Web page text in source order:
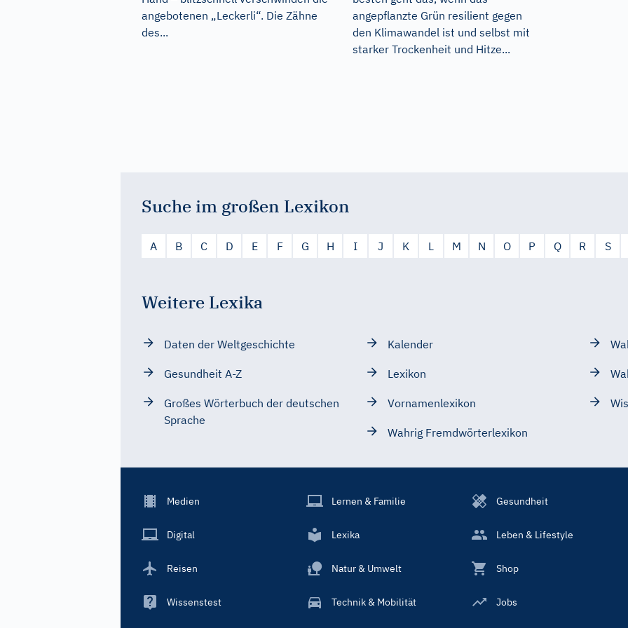
angebotenen „Leckerli“. Die Zähne
des...
angepflanzte Grün resilient gegen
den Klimawandel ist und selbst mit
starker Trockenheit und Hitze...
Suche im großen Lexikon
A B C D E F G H I J K L M N O P Q R S
Weitere Lexika
Daten der Weltgeschichte
Gesundheit A-Z
Großes Wörterbuch der deutschen
Sprache
Kalender
Lexikon
Vornamenlexikon
Wahrig Fremdwörterlexikon
Footer
Main
Medien
Digital
Reisen
Wissenstest
Lernen & Familie
Lexika
Natur & Umwelt
Technik & Mobilität
Gesundheit
Leben & Lifestyle
Shop
Jobs